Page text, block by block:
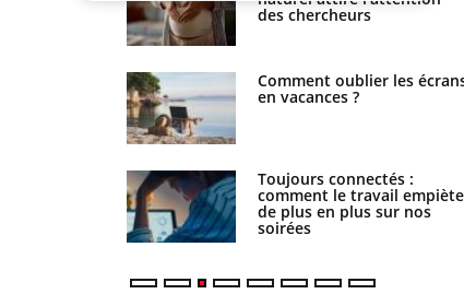
des chercheurs
Comment oublier les
en vacances ?
Toujours connectés :
comment le travail empiète
de plus en plus sur nos
soirées